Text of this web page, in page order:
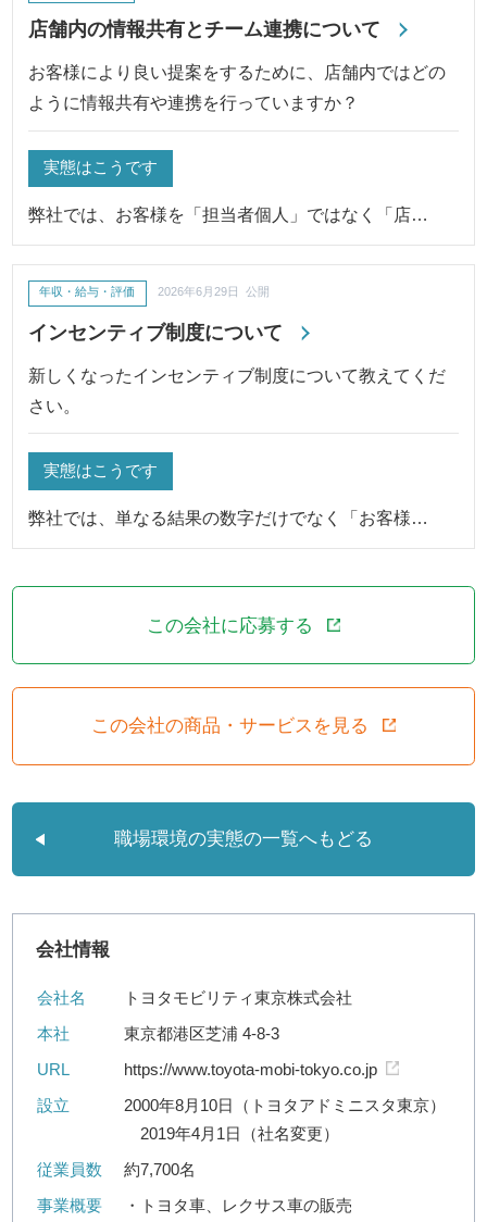
店舗内の情報共有とチーム連携について
お客様により良い提案をするために、店舗内ではどの
ように情報共有や連携を行っていますか？
実態はこうです
弊社では、お客様を「担当者個人」ではなく「店…
インセンティブ制度について
年収・給与・評価 2026年6月29日 公開
新しくなったインセンティブ制度について教えてくだ
さい。
実態はこうです
弊社では、単なる結果の数字だけでなく「お客様…
この会社に応募する
この会社の商品・サービスを見る
職場環境の実態の一覧へもどる
会社情報
会社名
トヨタモビリティ東京株式会社
本社
東京都港区芝浦 4-8-3
URL
https://www.toyota-mobi-tokyo.co.jp
設立
2000年8月10日（トヨタアドミニスタ東京）
2019年4月1日（社名変更）
従業員数
約7,700名
事業概要
・トヨタ車、レクサス車の販売